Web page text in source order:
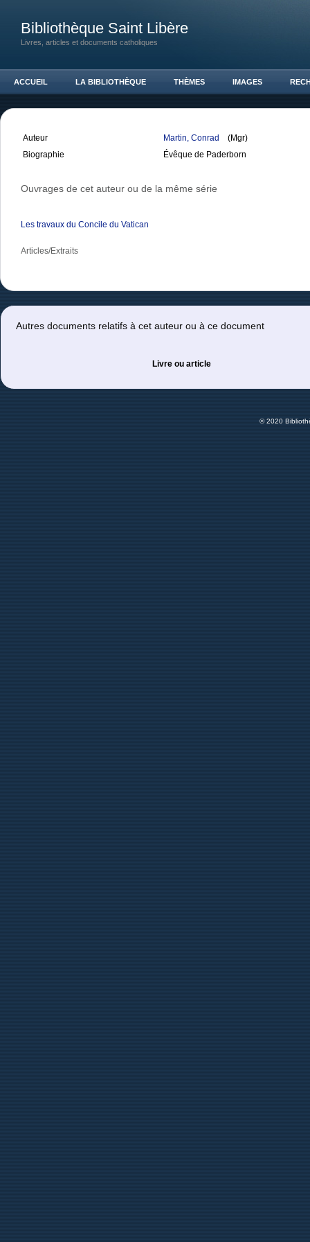
Bibliothèque Saint Libère
Livres, articles et documents catholiques
ACCUEIL LA BIBLIOTHÈQUE THÈMES IMAGES
Auteur Martin, Conrad
(Mgr)
Biographie
Évêque de Paderborn
Ouvrages de cet auteur ou de la même série
Les travaux du Concile du Vatican
Articles/Extraits
Autres documents relatifs à cet auteur ou à ce document
Livre ou article
© 2020